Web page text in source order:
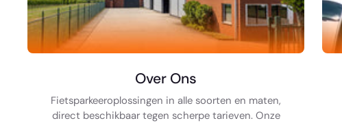
Over Ons
Fietsparkeeroplossingen in alle soorten en maten,
direct beschikbaar tegen scherpe tarieven. Onze